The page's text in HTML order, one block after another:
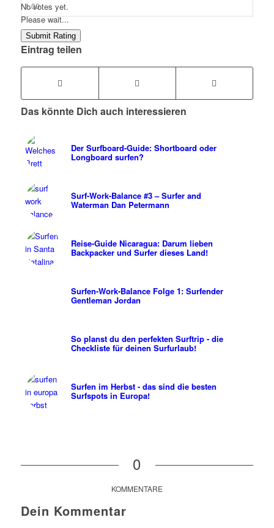
Submit Rating
No votes yet.
Please wait...
Eintrag teilen
Das könnte Dich auch interessieren
Der Surfboard-Guide: Shortboard oder
Longboard surfen?
Surf-Work-Balance #3 – Surfer and
Waterman Dan Petermann
Reise-Guide Nicaragua: Darum lieben
Backpacker und Surfer dieses Land!
Surfen-Work-Balance Folge 1: Surfender
Gentleman Jordan
So planst du den perfekten Surftrip - die
Checkliste für deinen Surfurlaub!
Surfen im Herbst - das sind die besten
Surfspots in Europa!
0
KOMMENTARE
Dein Kommentar